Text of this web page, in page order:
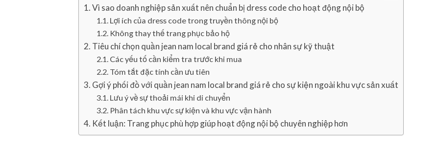
Vì sao doanh nghiệp sản xuất nên chuẩn bị dress code cho hoạt động nội bộ
Lợi ích của dress code trong truyền thông nội bộ
Không thay thế trang phục bảo hộ
Tiêu chí chọn quần jean nam local brand giá rẻ cho nhân sự kỹ thuật
Các yếu tố cần kiểm tra trước khi mua
Tóm tắt đặc tính cần ưu tiên
Gợi ý phối đồ với quần jean nam local brand giá rẻ cho sự kiện ngoài khu vực sản xuất
Lưu ý về sự thoải mái khi di chuyển
Phân tách khu vực sự kiện và khu vực vận hành
Kết luận: Trang phục phù hợp giúp hoạt động nội bộ chuyên nghiệp hơn